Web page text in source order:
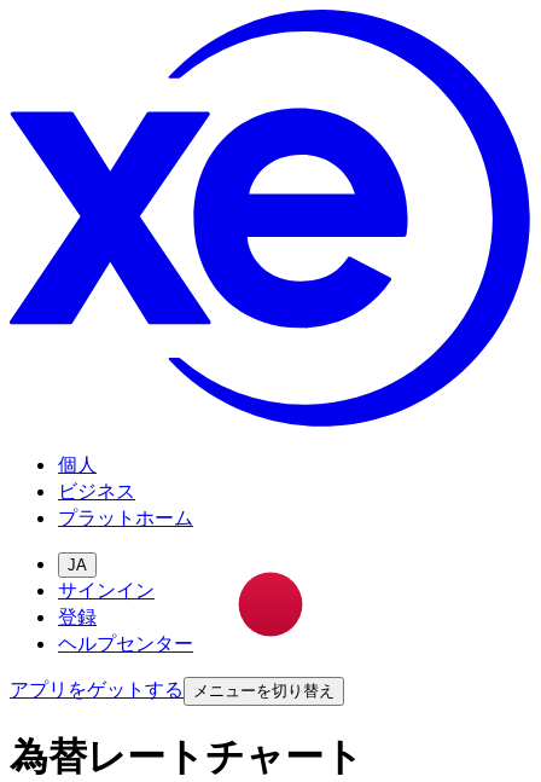
個人
ビジネス
プラットホーム
JA
サインイン
登録
ヘルプセンター
アプリをゲットする
メニューを切り替え
為替レートチャート